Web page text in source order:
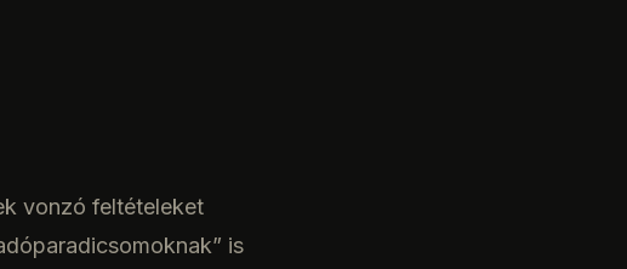
vonzó feltételeket
is